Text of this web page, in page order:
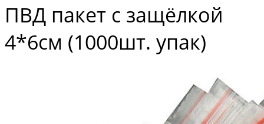
ПВД пакет с защёлкой
4*6см (1000шт. упак)